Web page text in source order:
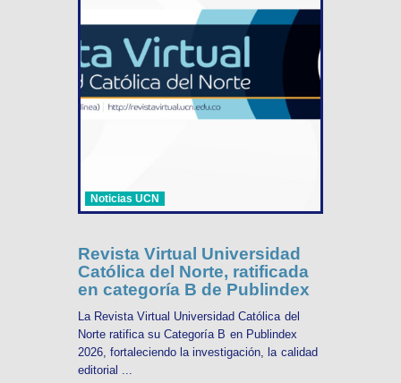
Noticias UCN
Revista Virtual Universidad
Católica del Norte, ratificada
en categoría B de Publindex
La Revista Virtual Universidad Católica del
Norte ratifica su Categoría B en Publindex
2026, fortaleciendo la investigación, la calidad
editorial ...